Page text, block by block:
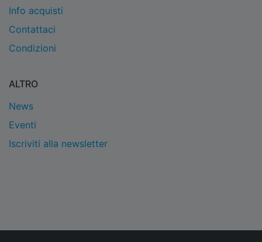
Info acquisti
Contattaci
Condizioni
ALTRO
News
Eventi
Iscriviti alla newsletter